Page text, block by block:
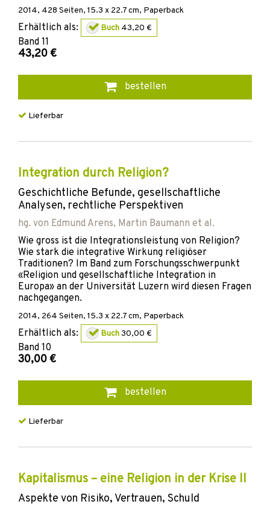
2014, 428 Seiten, 15.3 x 22.7 cm, Paperback
Erhältlich als: Buch 43,20 €
Band 11
43,20 €
bestellen
Lieferbar
Integration durch Religion?
Geschichtliche Befunde, gesellschaftliche
Analysen, rechtliche Perspektiven
hg. von Edmund Arens, Martin Baumann et al.
Wie gross ist die Integrationsleistung von Religion?
Wie stark die integrative Wirkung religiöser
Traditionen? Im Band zum Forschungsschwerpunkt
«Religion und gesellschaftliche Integration in
Europa» an der Universität Luzern wird diesen Fragen
nachgegangen.
2014, 264 Seiten, 15.3 x 22.7 cm, Paperback
Erhältlich als: Buch30,00 €
Band 10
30,00 €
bestellen
Lieferbar
Kapitalismus – eine Religion in der Krise II
Aspekte von Risiko, Vertrauen, Schuld